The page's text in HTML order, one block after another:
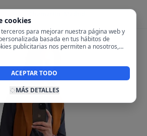
cookies
para mejorar nuestra página web y
basada en tus hábitos de
publicitarias nos permiten a nosotros,
nuestra página y en internet para
para ti. Al activarlas, aceptas el uso
y la recopilación y tratamiento de
incluyendo la posible compartición de
ACEPTAR TODO
MÁS DETALLES